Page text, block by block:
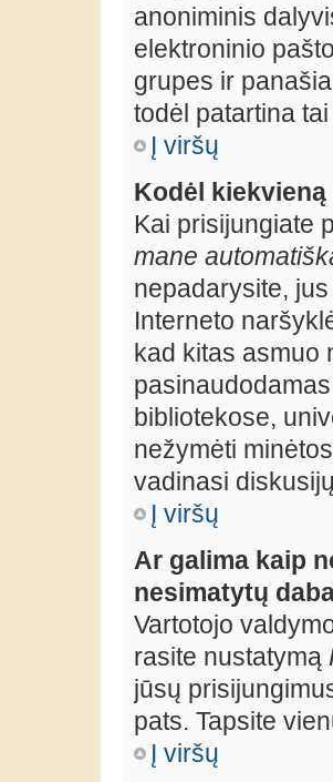
anoniminis
elektroninio
grupes ir
todėl patartina
Į viršų
Kodėl
Kai prisijungiate
mane
nepadarysite,
Interneto
kad kitas asmuo
bibliotekose,
nežymėti
vadinasi
Į viršų
Ar galima kaip
nesimatytų
Vartotojo
rasite nustatymą
jūsų
pats. Tapsite
Į viršų